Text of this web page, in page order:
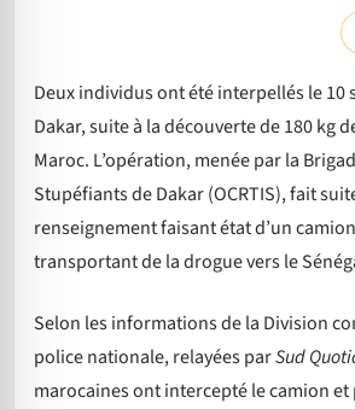
Deux individus ont été interpellés le 10
Dakar, suite à la découverte de 180 kg
Maroc. L’opération, menée par la
Stupéfiants de Dakar (OCRTIS), fait
renseignement faisant état d’un
transportant de la drogue vers le
Selon les informations de la Division
police nationale, relayées parSud
marocaines ont intercepté le camion et